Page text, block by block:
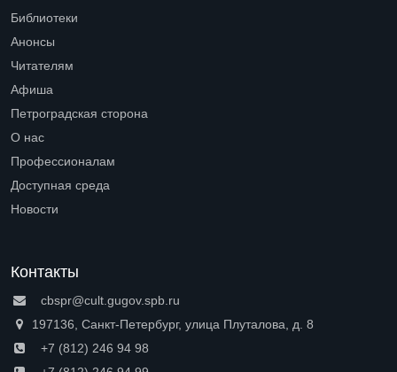
Библиотеки
Анонсы
Читателям
Афиша
Петроградская сторона
О нас
Профессионалам
Доступная среда
Новости
Контакты
cbspr@cult.gugov.spb.ru
197136, Санкт-Петербург, улица Плуталова, д. 8
+7 (812) 246 94 98